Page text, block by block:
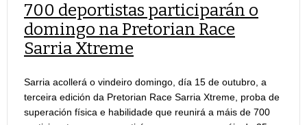
700 deportistas participarán o
domingo na Pretorian Race
Sarria Xtreme
Sarria acollerá o vindeiro domingo, día 15 de outubro, a
terceira edición da Pretorian Race Sarria Xtreme, proba de
superación física e habilidade que reunirá a máis de 700